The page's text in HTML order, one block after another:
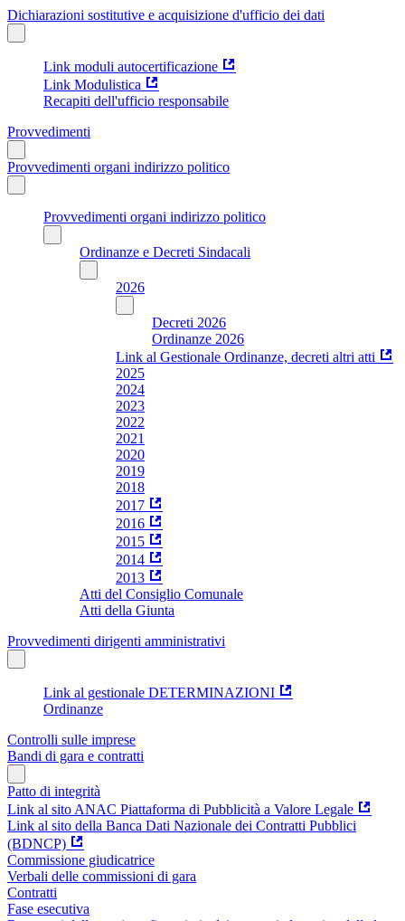
Dichiarazioni sostitutive e acquisizione d'ufficio dei dati
Link moduli autocertificazione
Link Modulistica
Recapiti dell'ufficio responsabile
Provvedimenti
Provvedimenti organi indirizzo politico
Provvedimenti organi indirizzo politico
Ordinanze e Decreti Sindacali
2026
Decreti 2026
Ordinanze 2026
Link al Gestionale Ordinanze, decreti altri atti
2025
2024
2023
2022
2021
2020
2019
2018
2017
2016
2015
2014
2013
Atti del Consiglio Comunale
Atti della Giunta
Provvedimenti dirigenti amministrativi
Link al gestionale DETERMINAZIONI
Ordinanze
Controlli sulle imprese
Bandi di gara e contratti
Patto di integrità
Link al sito ANAC Piattaforma di Pubblicità a Valore Legale
Link al sito della Banca Dati Nazionale dei Contratti Pubblici
(BDNCP)
Commissione giudicatrice
Verbali delle commissioni di gara
Contratti
Fase esecutiva